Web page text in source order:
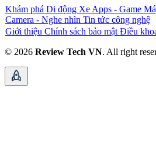
Khám phá Di động Xe Apps - Game
Camera - Nghe nhìn Tin tức công nghệ
Giới thiệu Chính sách bảo mật Điều
© 2026 Review Tech VN. All right
rocket